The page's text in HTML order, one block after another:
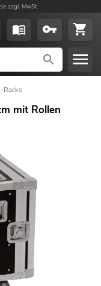
zzgl. MwSt.
Racks
mit Rollen